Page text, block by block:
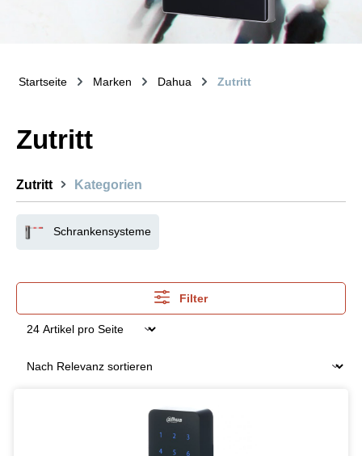
Startseite Marken Dahua Zutritt
Zutritt
Zutritt Kategorien
Schrankensysteme
Filter